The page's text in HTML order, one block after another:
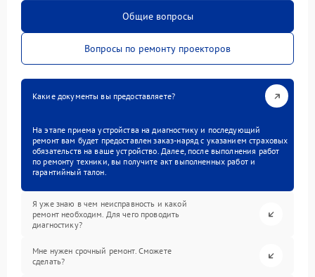
Общие вопросы
Вопросы по ремонту проекторов
Какие документы вы предоставляете?
На этапе приема устройства на диагностику и последующий
ремонт вам будет предоставлен заказ-наряд с указанием страховых
обязательств на ваше устройство. Далее, после выполнения работ
по ремонту техники, вы получите акт выполненных работ и
гарантийный талон.
Я уже знаю в чем неисправность и какой
ремонт необходим. Для чего проводить
диагностику?
Мне нужен срочный ремонт. Сможете
сделать?